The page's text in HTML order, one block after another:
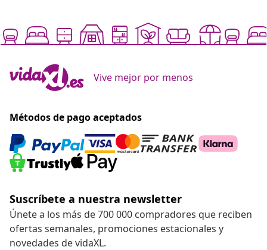
Vive mejor por menos
Métodos de pago aceptados
Suscríbete a nuestra newsletter
Únete a los más de 700 000 compradores que reciben
ofertas semanales, promociones estacionales y
novedades de vidaXL.